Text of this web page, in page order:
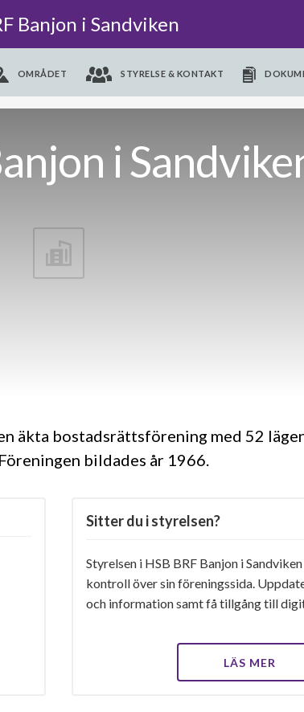
Banjon i Sandviken
OMRÅDET STYRELSE & KONTAKT
i
äkta bostadsrättsförening med 52
bildades år 1966
Sitter du i styrelsen?
Styrelsen i HSB BRF Banjon i
kontroll över sin föreningssida.
och information samt få tillgång till
LÄS MER